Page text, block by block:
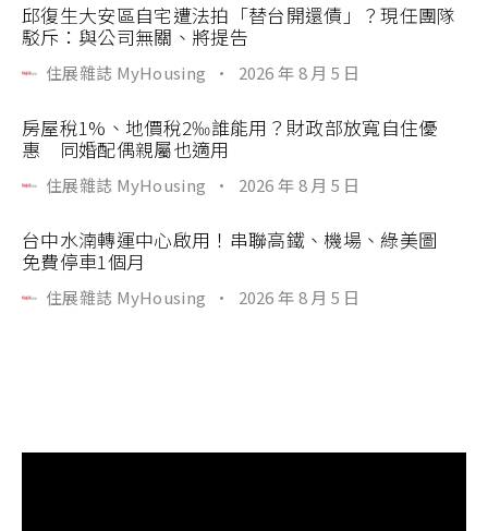
邱復生大安區自宅遭法拍「替台開還債」？現任團隊
駁斥：與公司無關、將提告
住展雜誌 MyHousing · 2026 年 8 月 5 日
房屋稅1%、地價稅2‰誰能用？財政部放寬自住優
惠 同婚配偶親屬也適用
住展雜誌 MyHousing · 2026 年 8 月 5 日
台中水湳轉運中心啟用！串聯高鐵、機場、綠美圖
免費停車1個月
住展雜誌 MyHousing · 2026 年 8 月 5 日